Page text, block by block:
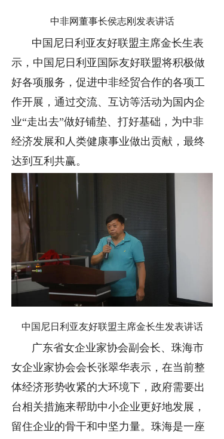
中非网董事长侯志刚发表讲话
中国尼日利亚友好联盟主席金长生表
示，中国尼日利亚国际友好联盟将积极做
好各项服务，促进中非经贸合作的各项工
作开展，通过交流、互访等活动为国内企
业“走出去”做好铺垫、打好基础，为中非
经济发展和人类健康事业做出贡献，最终
达到互利共赢。
中国尼日利亚友好联盟主席金长生发表讲话
广东省女企业家协会副会长、珠海市
女企业家协会会长张翠华表示，在当前整
体经济形势收紧的大环境下，政府需要出
台相关措施来帮助中小企业更好地发展，
留住企业的骨干和中坚力量。珠海是一座